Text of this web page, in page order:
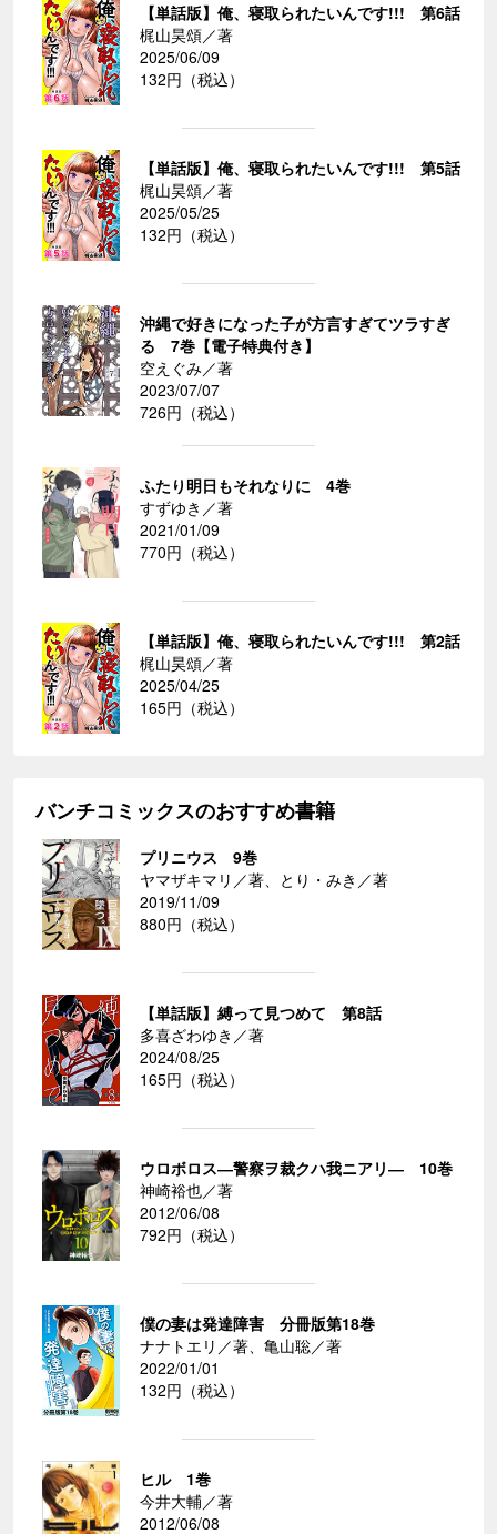
【単話版】俺、寝取られたいんです!!! 第6話
梶山昊頌／著
2025/06/09
132円（税込）
【単話版】俺、寝取られたいんです!!! 第5話
梶山昊頌／著
2025/05/25
132円（税込）
沖縄で好きになった子が方言すぎてツラすぎ
る 7巻【電子特典付き】
空えぐみ／著
2023/07/07
726円（税込）
ふたり明日もそれなりに 4巻
すずゆき／著
2021/01/09
770円（税込）
【単話版】俺、寝取られたいんです!!! 第2話
梶山昊頌／著
2025/04/25
165円（税込）
バンチコミックスのおすすめ書籍
プリニウス 9巻
ヤマザキマリ／著、とり・みき／著
2019/11/09
880円（税込）
【単話版】縛って見つめて 第8話
多喜ざわゆき／著
2024/08/25
165円（税込）
ウロボロス―警察ヲ裁クハ我ニアリ― 10巻
神崎裕也／著
2012/06/08
792円（税込）
僕の妻は発達障害 分冊版第18巻
ナナトエリ／著、亀山聡／著
2022/01/01
132円（税込）
ヒル 1巻
今井大輔／著
2012/06/08